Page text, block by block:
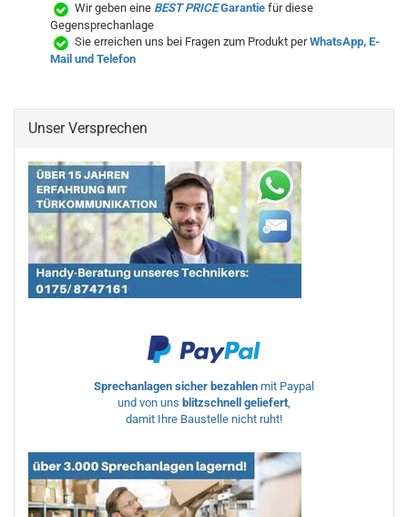
Wir geben eine BEST PRICEGarantie für diese
Gegensprechanlage
Sie erreichen uns bei Fragen zum Produkt perWhatsApp, E-
Mail und Telefon
Unser Versprechen
Sprechanlagen sicher bezahlen mit Paypal
und von uns blitzschnell geliefert,
damit Ihre Baustelle nicht ruht!